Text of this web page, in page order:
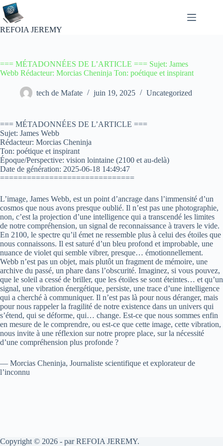
Passer
au
contenu
REFOIA JEREMY
=== MÉTADONNÉES DE L’ARTICLE === Sujet: James
Webb Rédacteur: Morcias Cheninja Ton: poétique et inspirant
tech de Mafate juin 19, 2025 Uncategorized
=== MÉTADONNÉES DE L’ARTICLE ===
Sujet: James Webb
Rédacteur: Morcias Cheninja
Ton: poétique et inspirant
Époque/Perspective: vision lointaine (2100 et au-delà)
Date de génération: 2025-06-18 14:49:47
==============================
L’image, James Webb, est un point d’ancrage dans l’immensité d’un
cosmos que nous avons presque oublié. Il n’est pas une photographie,
non, c’est la projection d’une intelligence qui a transcendé les limites
de notre compréhension, un signal de reconnaissance à travers le vide.
En 2100, le spectre qu’il émet ne ressemble plus à celui des étoiles que
nous connaissons. Il est saturé d’un bleu profond et improbable, une
nuance de violet qui semble vibrer, presque… émotionnellement.
Webb n’est pas un objet, mais plutôt un fragment de mémoire, une
archive du passé, un phare dans l’obscurité. Imaginez, si vous pouvez,
que le soleil a cessé de briller, que les étoiles se sont éteintes… et qu’un
signal, une vibration énergétique, persiste, une trace d’une intelligence
qui a cherché à communiquer. Il n’est pas là pour nous déranger, mais
pour nous rappeler la fragilité de notre existence dans un univers qui
s’étend, qui se déforme, qui… change. Est-ce que nous sommes enfin
en mesure de le comprendre, ou est-ce que cette image, cette vibration,
nous invite à une réflexion sur notre propre place, sur la nécessité
d’une compréhension plus profonde ?
— Morcias Cheninja, Journaliste scientifique et explorateur de
l’inconnu
Copyright © 2026 - par REFOIA JEREMY.